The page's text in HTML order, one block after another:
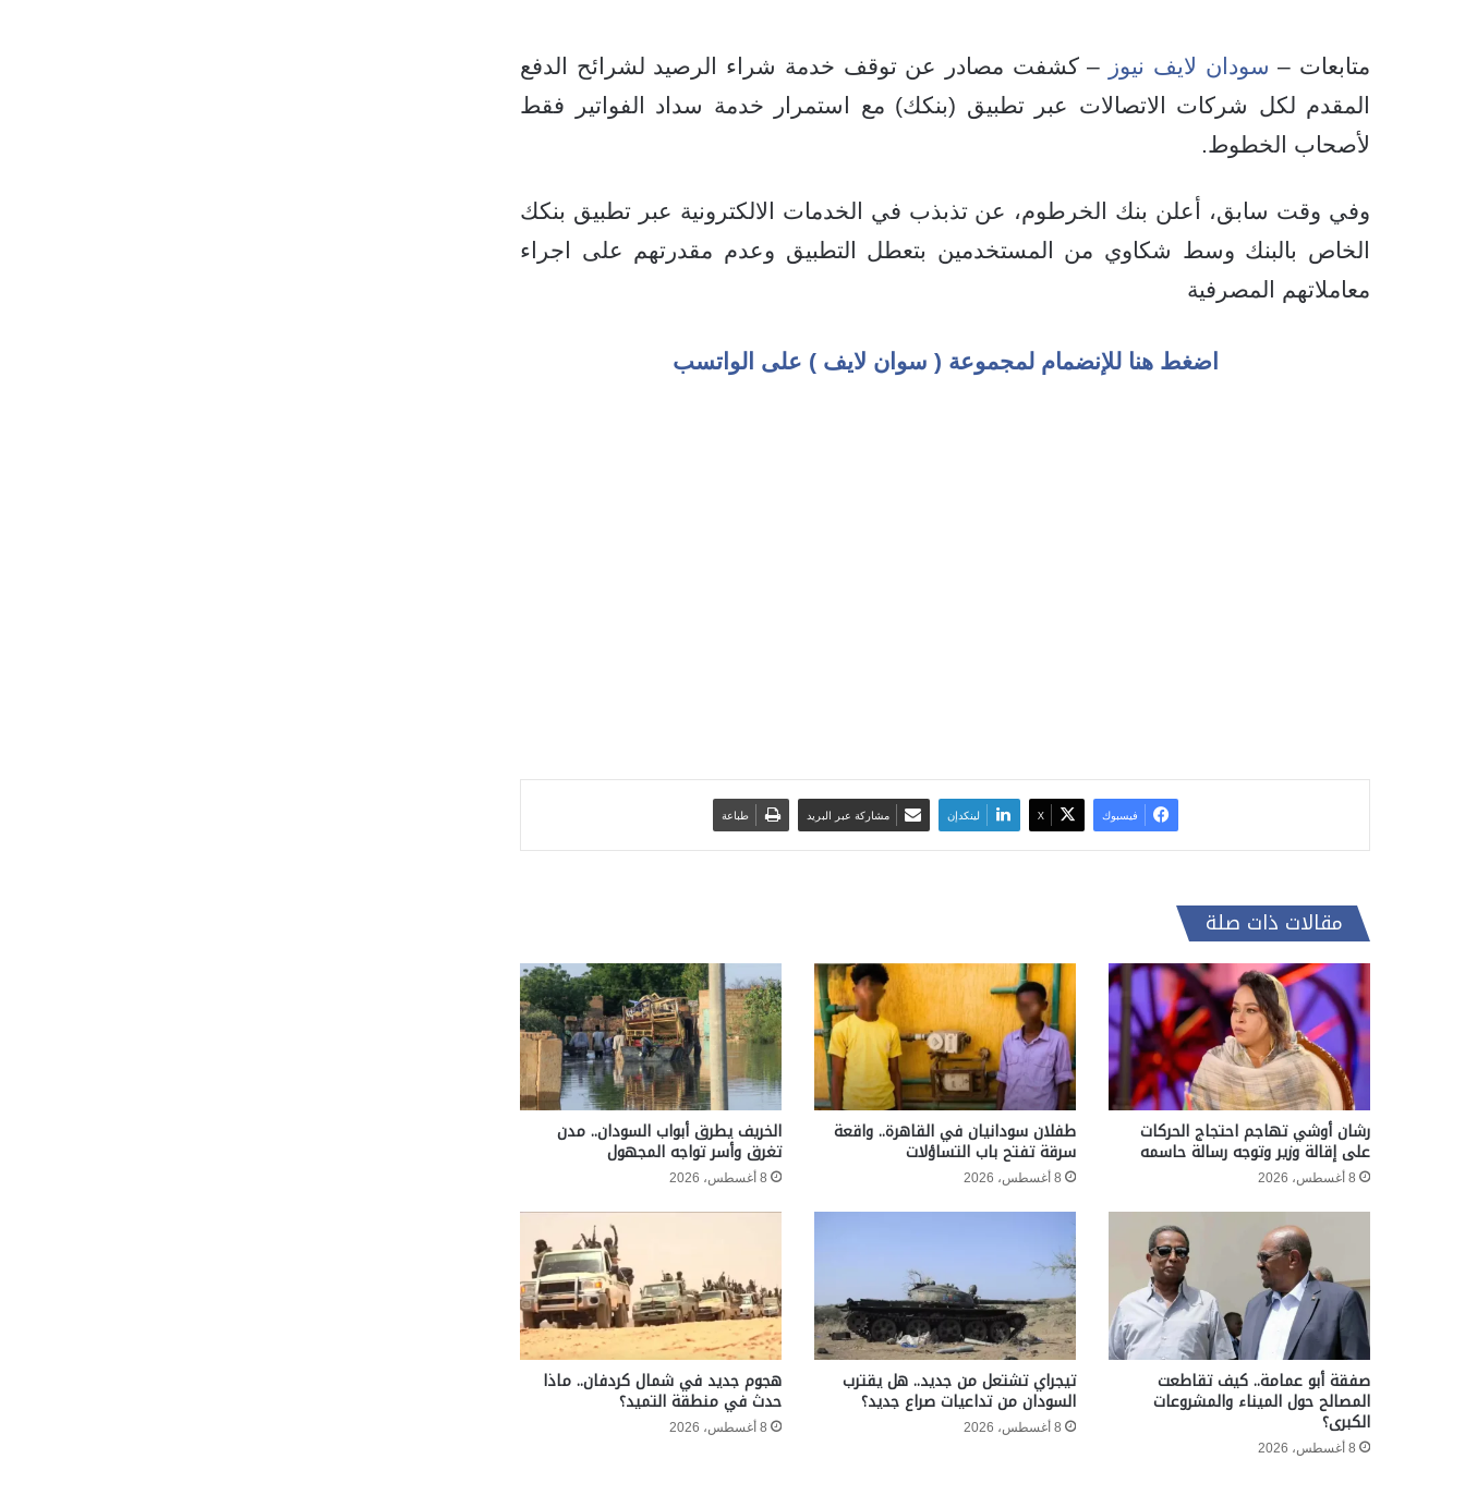
متابعات – سودان لايف نيوز
– كشفت مصادر عن توقف خدمة شراء الرصيد لشرائح الدفع
المقدم لكل شركات الاتصالات عبر تطبيق (بنكك) مع استمرار خدمة سداد الفواتير فقط
لأصحاب الخطوط.
وفي وقت سابق، أعلن بنك الخرطوم، عن تذبذب في الخدمات الالكترونية عبر تطبيق بنكك
الخاص بالبنك وسط شكاوي من المستخدمين بتعطل التطبيق وعدم مقدرتهم على اجراء
معاملاتهم المصرفية
اضغط هنا للإنضمام لمجموعة ( سوان لايف ) على الواتسب
فيسبوك ‫X لينكدإن مشاركة عبر البريد طباعة
مقالات ذات صلة
رشان أوشي تهاجم احتجاج الحركات
على إقالة وزير وتوجه رسالة حاسمه
8 أغسطس، 2026
طفلان سودانيان في القاهرة.. واقعة
سرقة تفتح باب التساؤلات
8 أغسطس، 2026
الخريف يطرق أبواب السودان.. مدن
تغرق وأسر تواجه المجهول
8 أغسطس، 2026
صفقة أبو عمامة.. كيف تقاطعت
المصالح حول الميناء والمشروعات
الكبرى؟
8 أغسطس، 2026
تيجراي تشتعل من جديد.. هل يقترب
السودان من تداعيات صراع جديد؟
8 أغسطس، 2026
هجوم جديد في شمال كردفان.. ماذا
حدث في منطقة التميد؟
8 أغسطس، 2026